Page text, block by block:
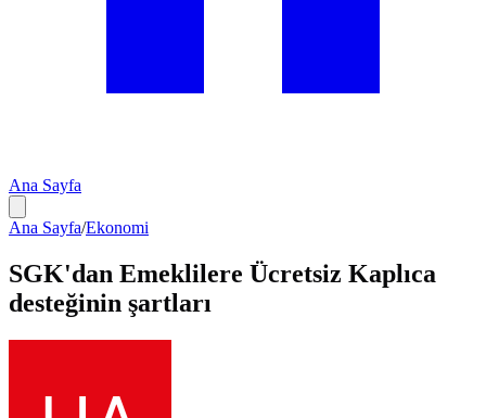
Ana Sayfa
Ana Sayfa/Ekonomi
SGK'dan Emeklilere Ücretsiz Kaplıca
desteğinin şartları